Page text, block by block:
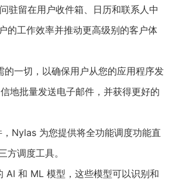
留在用户收件箱、日历和联系人中
的工作效率并推动更高级别的客户体
一切，以确保用户从您的应用程序发
地批量发送电子邮件，并获得更好的
Nylas 为您提供将全功能调度功能直
调度工具。
和 ML 模型，这些模型可以识别和